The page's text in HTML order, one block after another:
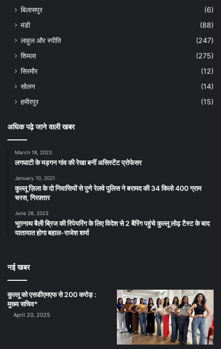
बिलासपुर
(6)
मंडी
(88)
लाहुल और स्पीति
(247)
शिमला
(275)
सिरमौर
(12)
सोलन
(14)
हमीरपुर
(15)
अधिक पढ़े जाने वाली खबर
March 18, 2023
लगघाटी के मड़गन गांव की रेखा बनीं असिस्टेंट प्रोफेसर
January 10, 2021
कुल्लू ज़िला के दो निवासियों से पुणे रेलवे पुलिस ने बरामद की 34 किलो 400 ग्राम
चरस, गिरफ़्तार
June 28, 2023
भूतनाथ बैली ब्रिज की रिपेयरिंग के लिए विदेश से 2 बैरिंग पहुंचे कुल्लू लोढ़ टैस्ट के बाद
यातायात होगा बहाल-राजेश शर्मा
नई खबर
कुल्लू को एसडीएमएफ से 200 करोड़ :
मुख्य सचिव*
April 20, 2025